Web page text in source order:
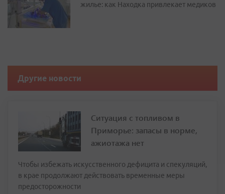
жилье: как Находка привлекает медиков
Другие новости
Ситуация с топливом в
Приморье: запасы в норме,
ажиотажа нет
Чтобы избежать искусственного дефицита и спекуляций,
в крае продолжают действовать временные меры
предосторожности